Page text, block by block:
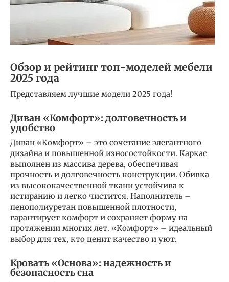
Обзор и рейтинг топ-моделей мебели
2025 года
Представляем лучшие модели 2025 года!
Диван «Комфорт»: долговечность и
удобство
Диван «Комфорт» – это сочетание элегантного
дизайна и повышенной износостойкости. Каркас
выполнен из массива дерева, обеспечивая
прочность и долговечность конструкции. Обивка
из высококачественной ткани устойчива к
истиранию и легко чистится. Наполнитель –
пенополиуретан повышенной плотности,
гарантирует комфорт и сохраняет форму на
протяжении многих лет. «Комфорт» – идеальный
выбор для тех, кто ценит качество и уют.
Кровать «Основа»: надежность и
безопасность сна